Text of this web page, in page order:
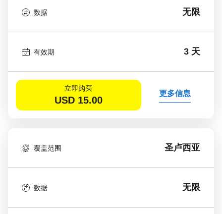
数据 无限
有效期 3 天
立即购买
USD 15.00
更多信息
覆盖范围 圣卢西亚
数据 无限